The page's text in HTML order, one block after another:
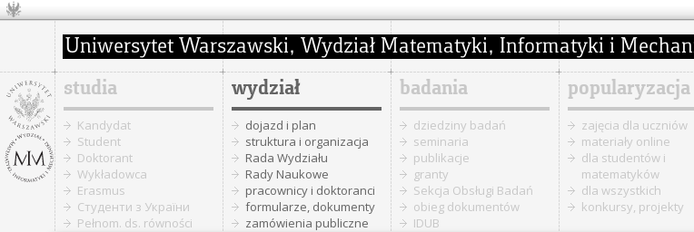
studia
Kandydat
Student
Doktorant
Wykładowca
Erasmus
Cтуденти з України
Pełnom. ds. równości
wydział
dojazd i plan
struktura i organizacja
Rada Wydziału
Rady Naukowe
pracownicy i doktoranci
formularze, dokumenty
zamówienia publiczne
badania
dziedziny badań
seminaria
publikacje
granty
Sekcja Obsługi Badań
obieg dokumentów
IDUB
popularyzacja
zajęcia dla uczniów
materiały online
dla studentów i
matematyków
dla wszystkich
konkursy, projekty